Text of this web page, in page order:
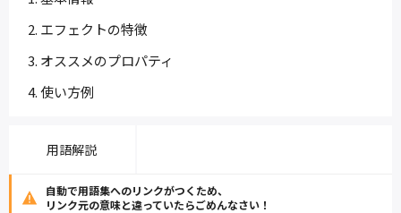
エフェクトの特徴
オススメのプロパティ
使い方例
用語解説
自動で用語集へのリンクがつくため、
リンク元の意味と違っていたらごめんなさい！